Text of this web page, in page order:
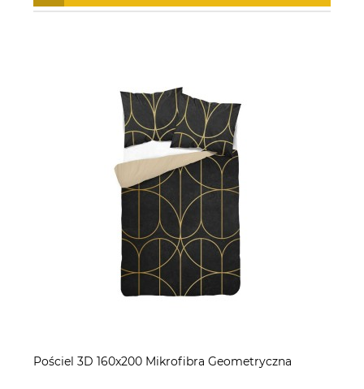
Pościel 3D 160x200 Mikrofibra Geometryczna